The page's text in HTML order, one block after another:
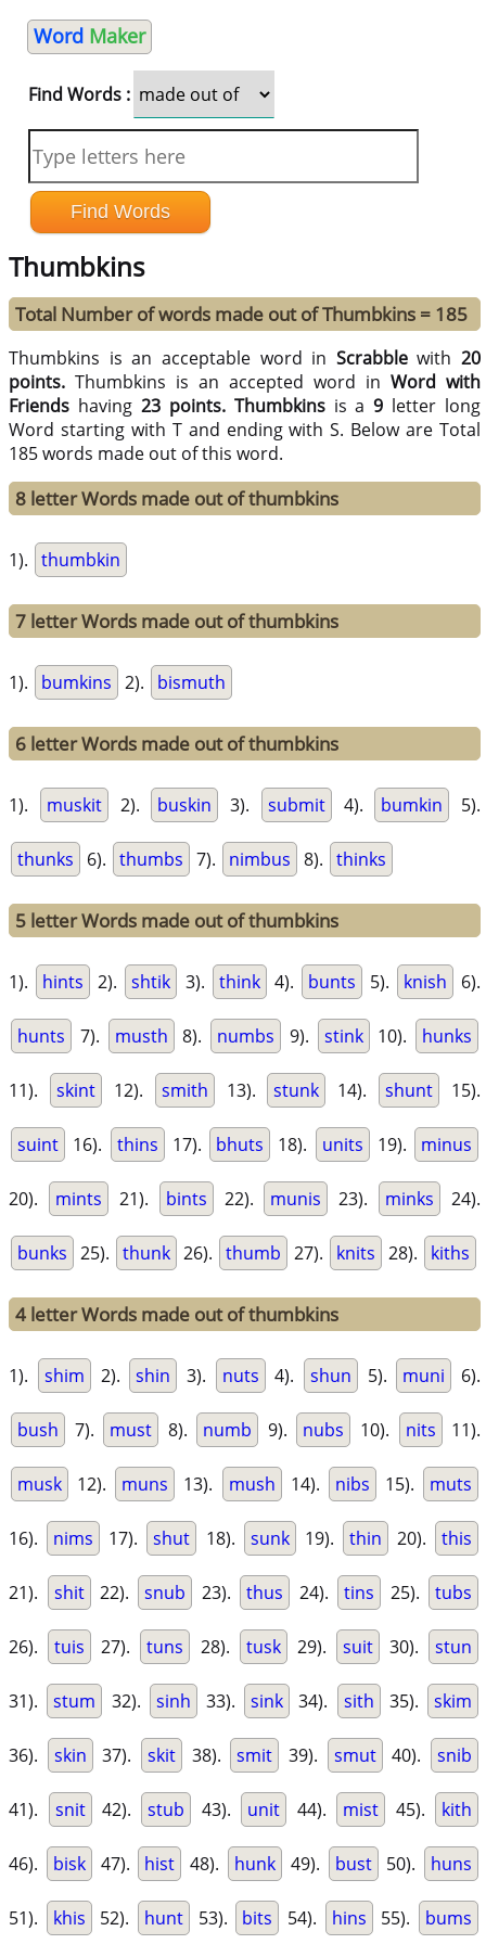
Word Maker
Find Words :
Thumbkins
Total Number of words made out of Thumbkins = 185
Thumbkins is an acceptable word in Scrabblewith 20
points.Thumbkins is an accepted word inWord with
Friends having 23 points. Thumbkinsis a9 letter long
Word starting with T and ending with S. Below are Total
185 words made out of this word.
8 letter Words made out of thumbkins
1). thumbkin
7 letter Words made out of thumbkins
1). bumkins 2). bismuth
6 letter Words made out of thumbkins
1). muskit 2). buskin 3). submit 4). bumkin 5).
thunks 6). thumbs 7). nimbus 8). thinks
5 letter Words made out of thumbkins
1). hints 2). shtik 3). think 4). bunts 5). knish 6).
hunts 7). musth 8). numbs 9). stink 10). hunks
11). skint 12). smith 13). stunk 14). shunt 15).
suint 16). thins 17). bhuts 18). units 19). minus
20). mints 21). bints 22). munis 23). minks 24).
bunks 25). thunk 26). thumb 27). knits 28). kiths
4 letter Words made out of thumbkins
1). shim 2). shin 3). nuts 4). shun 5). muni 6).
bush 7). must 8). numb 9). nubs 10). nits 11).
musk 12). muns 13). mush 14). nibs 15). muts
16). nims 17). shut 18). sunk 19). thin 20). this
21). shit 22). snub 23). thus 24). tins 25). tubs
26). tuis 27). tuns 28). tusk 29). suit 30). stun
31). stum 32). sinh 33). sink 34). sith 35). skim
36). skin 37). skit 38). smit 39). smut 40). snib
41). snit 42). stub 43). unit 44). mist 45). kith
46). bisk 47). hist 48). hunk 49). bust 50). huns
51). khis 52). hunt 53). bits 54). hins 55). bums